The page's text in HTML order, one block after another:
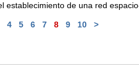
de una red
4 5 6 7 8 9 10 >